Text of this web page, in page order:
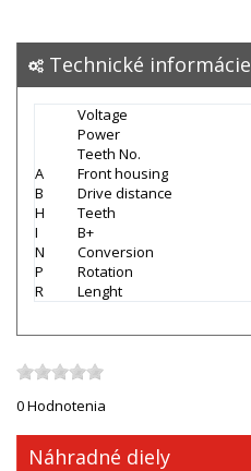
Technické informácie
Voltage
Power
Teeth No.
A
Front housing
B
Drive distance
H
Teeth
I
B+
N
Conversion
P
Rotation
R
Lenght
0 Hodnotenia
Náhradné diely